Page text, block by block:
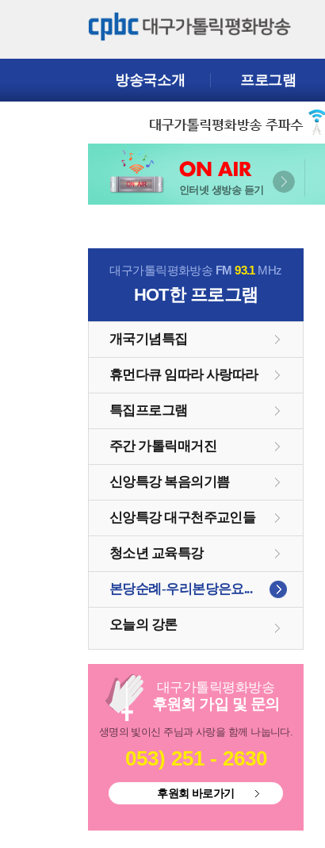
방송국소개 프로그램
인터넷 생방송 듣기
대구가톨릭평화방송 FM93.1MHz
HOT한 프로그램
개국기념특집
휴먼다큐 임따라 사랑따라
특집프로그램
주간 가톨릭매거진
신앙특강 복음의기쁨
신앙특강 대구천주교인들
청소년 교육특강
본당순례-우리본당은요...
오늘의 강론
대구가톨릭평화방송
후원회 가입 및 문의
생명의 빛이신 주님과 사랑을 함께 나눕니다.
053) 251 - 2630
후원회 바로가기